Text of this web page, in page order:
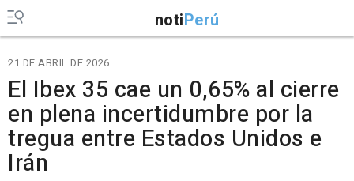
notiPerú
21 DE ABRIL DE 2026
El Ibex 35 cae un 0,65% al cierre
en plena incertidumbre por la
tregua entre Estados Unidos e
Irán